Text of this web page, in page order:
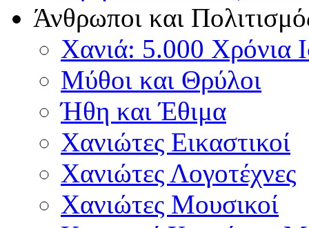
Άνθρωποι και
Χανιά: 5.000 Χρόνια
Μύθοι και Θρύλοι
Ήθη και Έθιμα
Χανιώτες Εικαστικοί
Χανιώτες Λογοτέχνες
Χανιώτες Μουσικοί